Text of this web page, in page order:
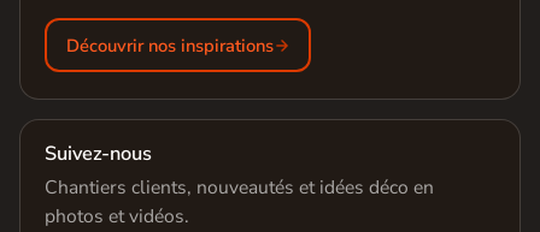
Découvrir nos inspirations
Suivez-nous
Chantiers clients, nouveautés et idées déco en
photos et vidéos.